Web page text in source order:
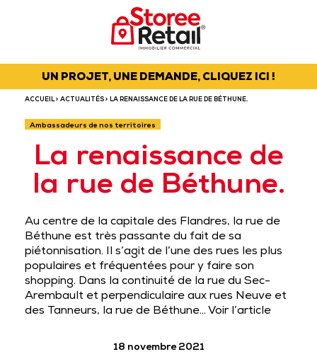
UN PROJET, UNE DEMANDE, CLIQUEZ ICI !
ACCUEIL> ACTUALITÉS > LA RENAISSANCE DE LA RUE DE BÉTHUNE.
Ambassadeurs de nos territoires
La renaissance de
la rue de Béthune.
Au centre de la capitale des Flandres, la rue de
Béthune est très passante du fait de sa
piétonnisation. Il s’agit de l’une des rues les plus
populaires et fréquentées pour y faire son
shopping. Dans la continuité de la rue du Sec-
Arembault et perpendiculaire aux rues Neuve et
des Tanneurs, la rue de Béthune… Voir l’article
18 novembre 2021